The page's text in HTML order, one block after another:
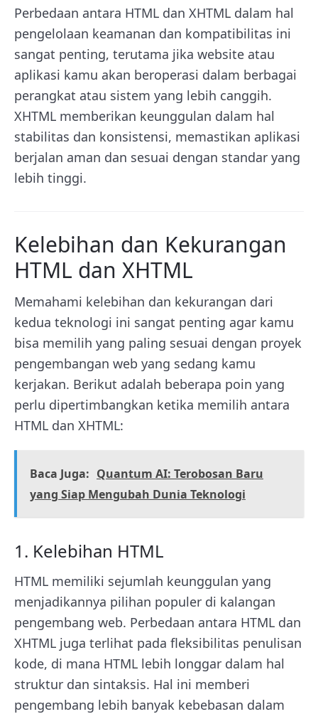
Perbedaan antara HTML dan XHTML dalam hal
pengelolaan keamanan dan kompatibilitas ini
sangat penting, terutama jika website atau
aplikasi kamu akan beroperasi dalam berbagai
perangkat atau sistem yang lebih canggih.
XHTML memberikan keunggulan dalam hal
stabilitas dan konsistensi, memastikan aplikasi
berjalan aman dan sesuai dengan standar yang
lebih tinggi.
Kelebihan dan Kekurangan
HTML dan XHTML
Memahami kelebihan dan kekurangan dari
kedua teknologi ini sangat penting agar kamu
bisa memilih yang paling sesuai dengan proyek
pengembangan web yang sedang kamu
kerjakan. Berikut adalah beberapa poin yang
perlu dipertimbangkan ketika memilih antara
HTML dan XHTML:
Baca Juga: Quantum AI: Terobosan Baru
yang Siap Mengubah Dunia Teknologi
1. Kelebihan HTML
HTML memiliki sejumlah keunggulan yang
menjadikannya pilihan populer di kalangan
pengembang web. Perbedaan antara HTML dan
XHTML juga terlihat pada fleksibilitas penulisan
kode, di mana HTML lebih longgar dalam hal
struktur dan sintaksis. Hal ini memberi
pengembang lebih banyak kebebasan dalam